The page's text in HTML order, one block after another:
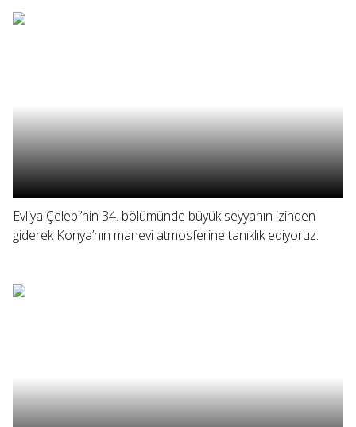
Evliya Çelebi’nin 34. bölümünde büyük seyyahın izinden
giderek Konya’nın manevi atmosferine tanıklık ediyoruz.